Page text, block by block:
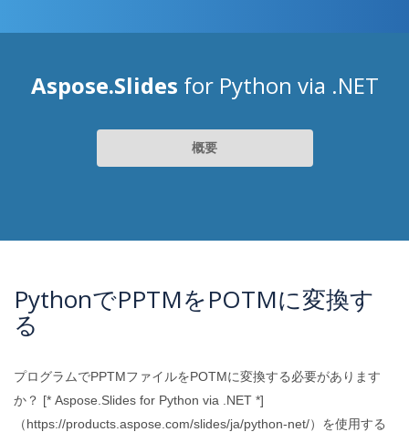
Aspose.Slides for Python via .NET
概要
PythonでPPTMをPOTMに変換す
る
プログラムでPPTMファイルをPOTMに変換する必要があります
か？ [* Aspose.Slides for Python via .NET *]
（https://products.aspose.com/slides/ja/python-net/）を使用する